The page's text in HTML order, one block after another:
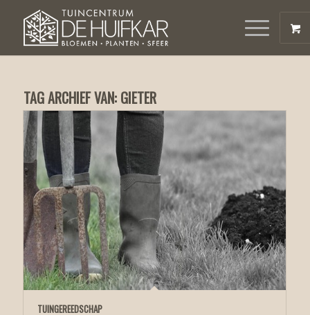
TAG ARCHIEF VAN: GIETER
TUINGEREEDSCHAP